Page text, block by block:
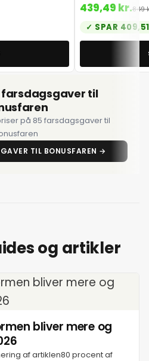
439,49 kr.849
SPAR
farsdagsgaver til
på 85 farsdagsgaver til
TIL BONUSFAREN →
og artikler
bliver mere og
af artiklen80 procent af